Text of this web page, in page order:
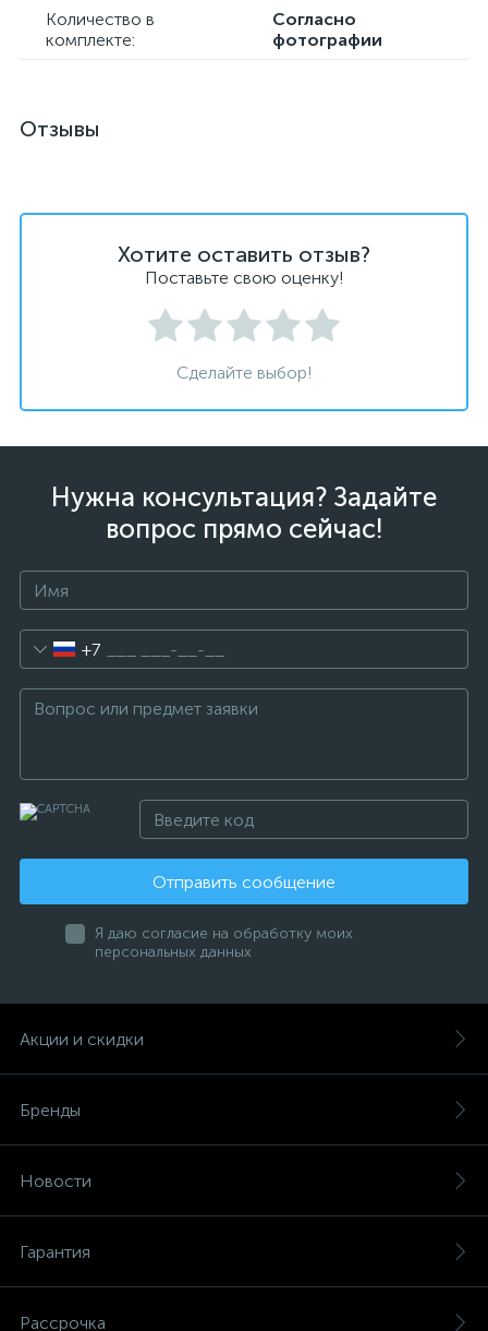
Количество в
комплекте:
Согласно
фотографии
Отзывы
Хотите оставить отзыв?
Поставьте свою оценку!
Сделайте выбор!
Нужна консультация? Задайте
вопрос прямо сейчас!
+7
Отправить сообщение
Я даю согласие на обработку моих
персональных данных
Акции и скидки
Бренды
Новости
Гарантия
Рассрочка